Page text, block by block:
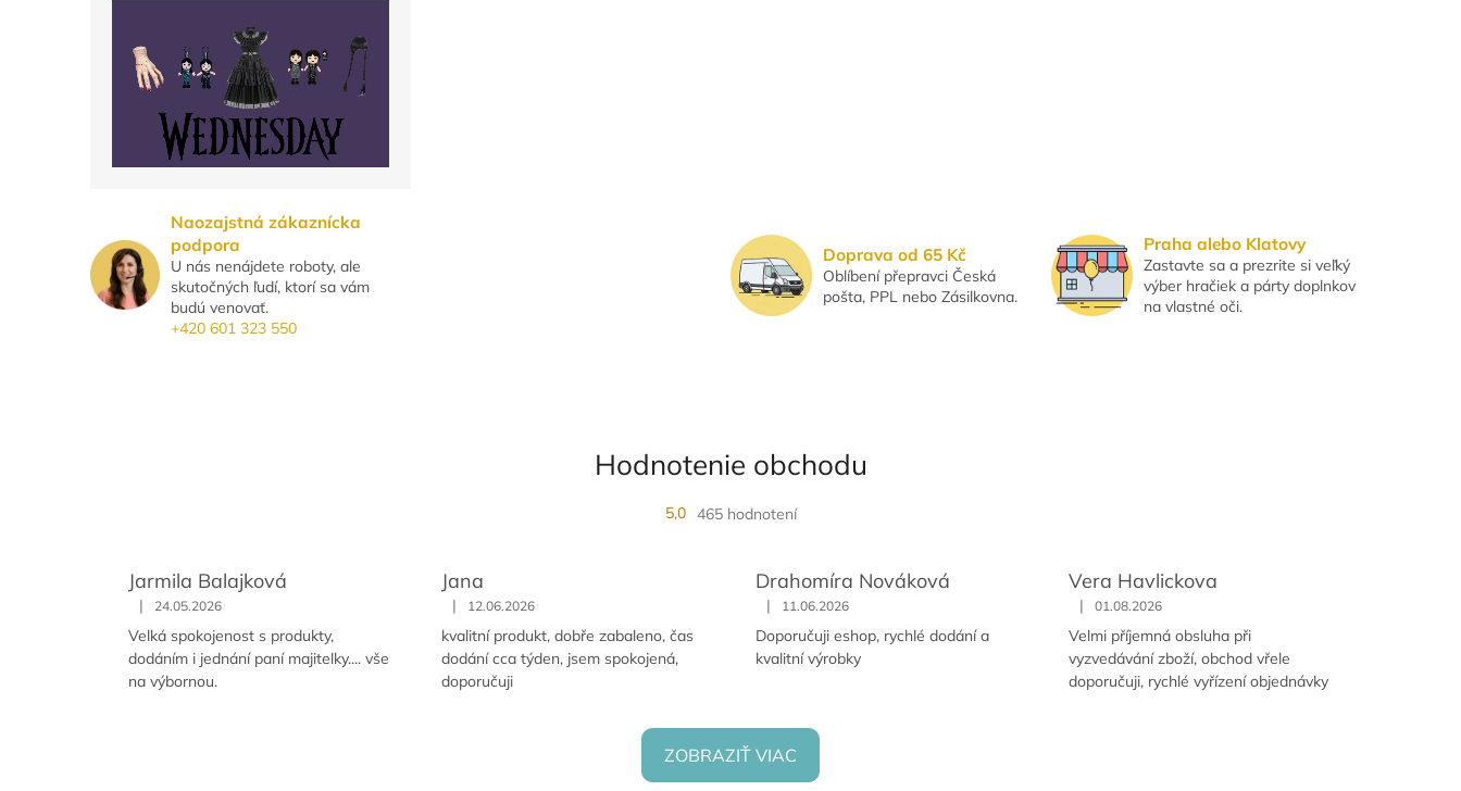
Naozajstná zákaznícka
podpora
U nás nenájdete roboty, ale
skutočných ľudí, ktorí sa vám
budú venovať.
+420 601 323 550
Doprava od 65 Kč
Oblíbení přepravci Česká
pošta, PPL nebo Zásilkovna.
Praha alebo Klatovy
Zastavte sa a prezrite si veľký
výber hračiek a párty doplnkov
na vlastné oči.
Hodnotenie obchodu
5,0 465 hodnotení
Jarmila Balajková
| 24.05.2026
Velká spokojenost s produkty,
dodáním i jednání paní majitelky.... vše
na výbornou.
Jana
| 12.06.2026
kvalitní produkt, dobře zabaleno, čas
dodání cca týden, jsem spokojená,
doporučuji
Drahomíra Nováková
| 11.06.2026
Doporučuji eshop, rychlé dodání a
kvalitní výrobky
Vera Havlickova
| 01.08.2026
Velmi příjemná obsluha při
vyzvedávání zboží, obchod vřele
doporučuji, rychlé vyřízení objednávky
ZOBRAZIŤ VIAC